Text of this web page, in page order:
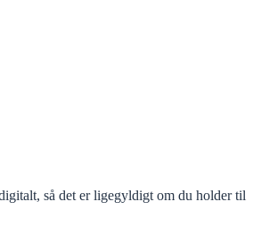
så det er ligegyldigt om du holder til